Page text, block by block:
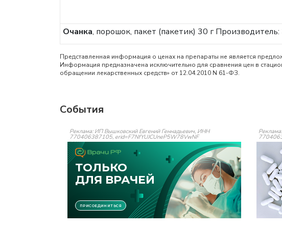
Очанка, порошок, пакет (пакетик) 30 гПроизводитель:
Представленная информация о ценах на препараты не является
Информация предназначена исключительно для сравнения цен в
обращении лекарственных средств» от 12.04.2010 N 61-ФЗ.
События
Реклама: ИП Вышковский Евгений Геннадьевич, ИНН
770406387105, erid=F7NfYUJCUneP5W78VwNF